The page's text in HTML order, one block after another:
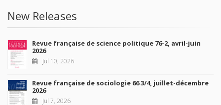
New Releases
Revue française de science politique 76-2, avril-juin
2026
Jul 10, 2026
Revue française de sociologie 66 3/4, juillet-décembre
2026
Jul 7, 2026